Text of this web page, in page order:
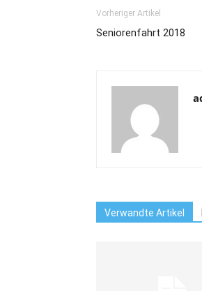
Vorheriger Artikel
Seniorenfahrt 2018
Verwandte Artikel